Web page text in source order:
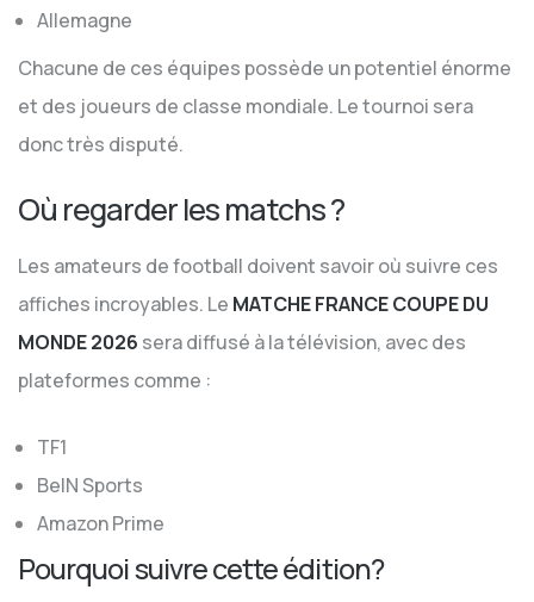
Allemagne
Chacune de ces équipes possède un potentiel énorme
et des joueurs de classe mondiale. Le tournoi sera
donc très disputé.
Où regarder les matchs ?
Les amateurs de football doivent savoir où suivre ces
affiches incroyables. Le MATCHE FRANCE COUPE DU
MONDE 2026 sera diffusé à la télévision, avec des
plateformes comme :
TF1
BeIN Sports
Amazon Prime
Pourquoi suivre cette édition?